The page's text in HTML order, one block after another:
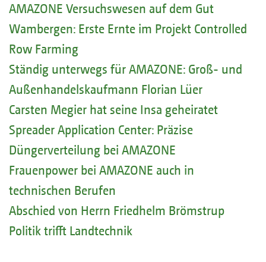
AMAZONE Versuchswesen auf dem Gut
Wambergen: Erste Ernte im Projekt Controlled
Row Farming
Ständig unterwegs für AMAZONE: Groß- und
Außenhandelskaufmann Florian Lüer
Carsten Megier hat seine Insa geheiratet
Spreader Application Center: Präzise
Düngerverteilung bei AMAZONE
Frauenpower bei AMAZONE auch in
technischen Berufen
Abschied von Herrn Friedhelm Brömstrup
Politik trifft Landtechnik